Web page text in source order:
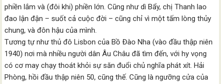
phiền lắm và (đôi khi) phiền lớn. Cũng như dì Bẩy, chị Thanh lao
đao lận đận – suốt cả cuộc đời – cũng chỉ vì một tấm lòng thủy
chung, và đôn hậu của mình.
Tương tự như thủ đô Lisbon của Bồ Đào Nha (vào đầu thập niên
1940) nơi mà nhiều người dân Âu Châu đã tìm đến, với hy vọng
có cơ may chạy thoát khỏi sự săn đuổi chủ nghĩa phát xít. Hải
Phòng, hồi đầu thập niên 50, cũng thế. Cũng là ngưỡng cửa của